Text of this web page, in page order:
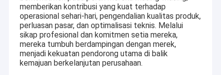
memberikan kontribusi yang kuat terhadap
operasional sehari-hari, pengendalian kualitas produk,
perluasan pasar, dan optimalisasi teknis. Melalui
sikap profesional dan komitmen setia mereka,
mereka tumbuh berdampingan dengan merek,
menjadi kekuatan pendorong utama di balik
kemajuan berkelanjutan perusahaan.